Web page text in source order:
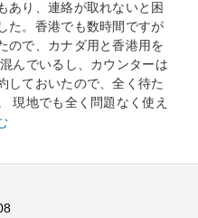
あり、連絡が取れないと困
た。香港でも数時間ですが
ので、カナダ用と香港用を
んでいるし、カウンターは
しておいたので、全く待た
現地でも全く問題なく使え